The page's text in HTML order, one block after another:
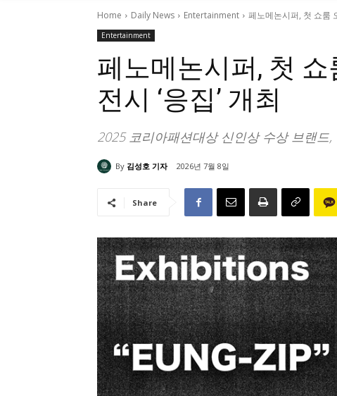
Home Daily News Entertainment 페노메논시퍼, 첫 쇼룸
Entertainment
페노메논시퍼, 첫
전시 ‘응집’ 개최
2025 코리아패션대상 신인상 수상 브랜
By 김성호 기자 2026년 7월 8일
Share